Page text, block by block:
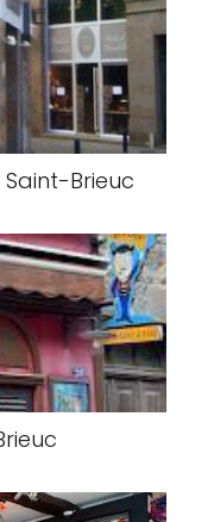
Brieuc